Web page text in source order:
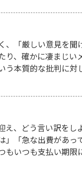
、「厳しい意見を
り、確かに凄まじ
本質的な批判に対
え、どう言い訳を
」「急な出費があ
いつも支払い期限